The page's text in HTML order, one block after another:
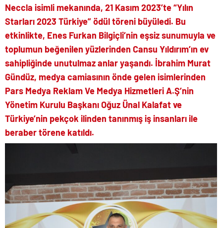
Neccla isimli mekanında, 21 Kasım 2023’te “Yılın
Starları 2023 Türkiye” ödül töreni büyüledi. Bu
etkinlikte, Enes Furkan Bilgiçli’nin eşsiz sunumuyla ve
toplumun beğenilen yüzlerinden Cansu Yıldırım’ın ev
sahipliğinde unutulmaz anlar yaşandı. İbrahim Murat
Gündüz, medya camiasının önde gelen isimlerinden
Pars Medya Reklam Ve Medya Hizmetleri A.Ş’nin
Yönetim Kurulu Başkanı Oğuz Ünal Kalafat ve
Türkiye’nin pekçok ilinden tanınmış iş insanları ile
beraber törene katıldı.